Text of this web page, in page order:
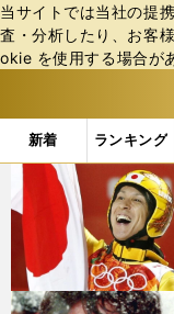
当サイトでは当社の提
査・分析したり、お客
okie を使⽤する場合が
新着 ランキング
b
ス
テ
ィ
ー
バ
「#ラージヒ